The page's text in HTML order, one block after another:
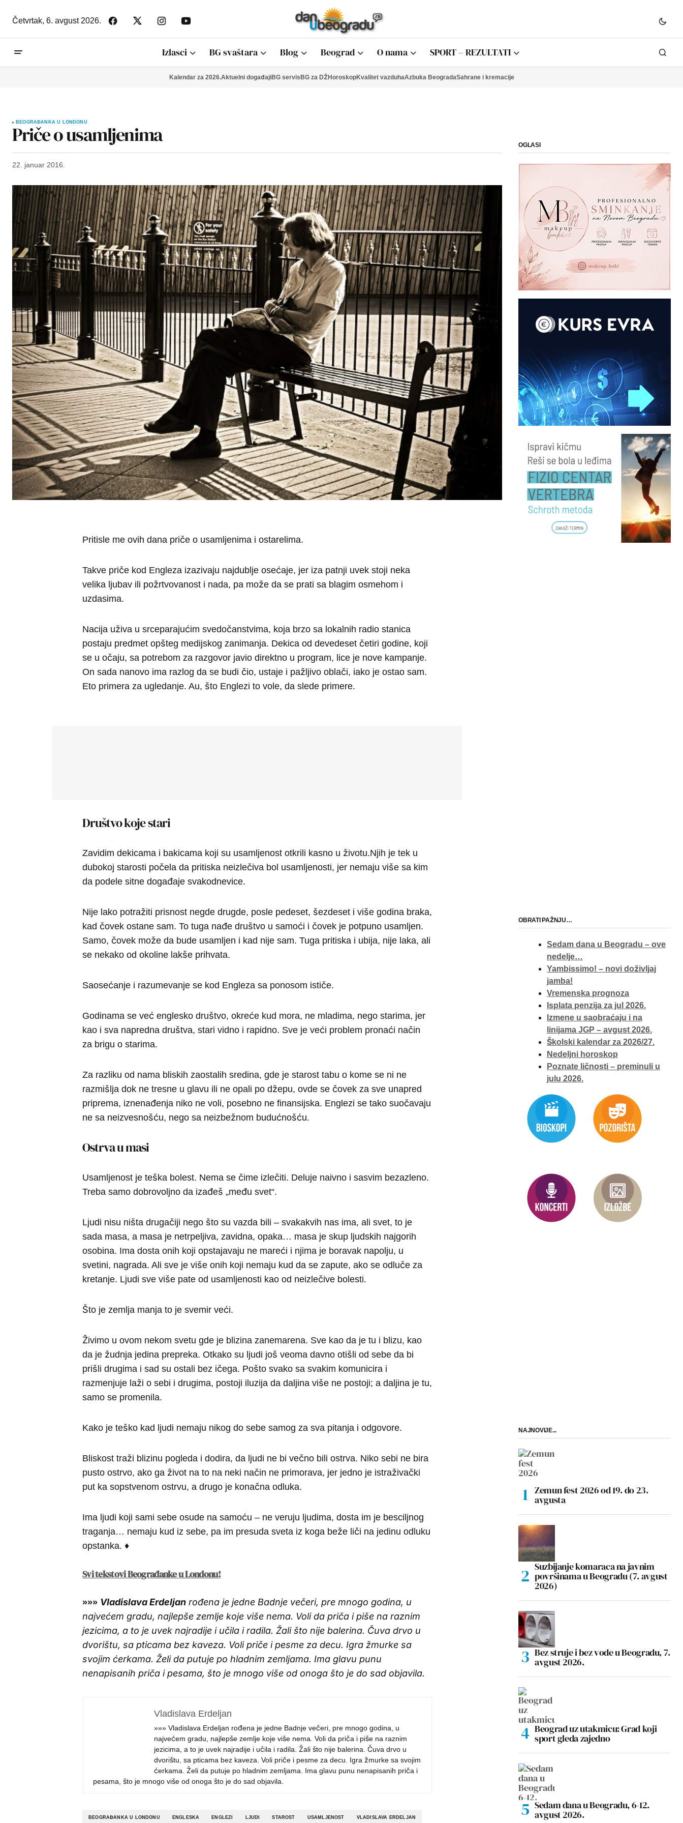
Četvrtak,6. avgust 2026.
Izlasci BG svaštara Blog Beograd O nama SPORT – REZULTATI
Kalendar za 2026.Aktuelni događajiBG servisBG za DŽHoroskopKvalitet vazduhaAzbuka BeogradaSahrane i kremacije
BEOGRAĐANKA U LONDONU
Priče o usamljenima
22. januar 2016.
Pritisle me ovih dana priče o usamljenima i ostarelima.
Takve priče kod Engleza izazivaju najdublje osećaje, jer iza patnji uvek stoji neka
velika ljubav ili požrtvovanost i nada, pa može da se prati sa blagim osmehom i
uzdasima.
Nacija uživa u srceparajućim svedočanstvima, koja brzo sa lokalnih radio stanica
postaju predmet opšteg medijskog zanimanja. Dekica od devedeset četiri godine, koji
se u očaju, sa potrebom za razgovor javio direktno u program, lice je nove kampanje.
On sada nanovo ima razlog da se budi čio, ustaje i pažljivo oblači, iako je ostao sam.
Eto primera za ugledanje. Au, što Englezi to vole, da slede primere.
Društvo koje stari
Zavidim dekicama i bakicama koji su usamljenost otkrili kasno u životu.Njih je tek u
dubokoj starosti počela da pritiska neizlečiva bol usamljenosti, jer nemaju više sa kim
da podele sitne događaje svakodnevice.
Nije lako potražiti prisnost negde drugde, posle pedeset, šezdeset i više godina braka,
kad čovek ostane sam. To tuga nađe društvo u samoći i čovek je potpuno usamljen.
Samo, čovek može da bude usamljen i kad nije sam. Tuga pritiska i ubija, nije laka, ali
se nekako od okoline lakše prihvata.
Saosećanje i razumevanje se kod Engleza sa ponosom ističe.
Godinama se već englesko društvo, okreće kud mora, ne mladima, nego starima, jer
kao i sva napredna društva, stari vidno i rapidno. Sve je veći problem pronaći način
za brigu o starima.
Za razliku od nama bliskih zaostalih sredina, gde je starost tabu o kome se ni ne
razmišlja dok ne tresne u glavu ili ne opali po džepu, ovde se čovek za sve unapred
priprema, iznenađenja niko ne voli, posebno ne finansijska. Englezi se tako suočavaju
ne sa neizvesnošću, nego sa neizbežnom budućnošću.
Ostrva u masi
Usamljenost je teška bolest. Nema se čime izlečiti. Deluje naivno i sasvim bezazleno.
Treba samo dobrovoljno da izađeš „među svet“.
Ljudi nisu ništa drugačiji nego što su vazda bili – svakakvih nas ima, ali svet, to je
sada masa, a masa je netrpeljiva, zavidna, opaka… masa je skup ljudskih najgorih
osobina. Ima dosta onih koji opstajavaju ne mareći i njima je boravak napolju, u
svetini, nagrada. Ali sve je više onih koji nemaju kud da se zapute, ako se odluče za
kretanje. Ljudi sve više pate od usamljenosti kao od neizlečive bolesti.
Što je zemlja manja to je svemir veći.
Živimo u ovom nekom svetu gde je blizina zanemarena. Sve kao da je tu i blizu, kao
da je žudnja jedina prepreka. Otkako su ljudi još veoma davno otišli od sebe da bi
prišli drugima i sad su ostali bez ičega. Pošto svako sa svakim komunicira i
razmenjuje laži o sebi i drugima, postoji iluzija da daljina više ne postoji; a daljina je tu,
samo se promenila.
Kako je teško kad ljudi nemaju nikog do sebe samog za sva pitanja i odgovore.
Bliskost traži blizinu pogleda i dodira, da ljudi ne bi večno bili ostrva. Niko sebi ne bira
pusto ostrvo, ako ga život na to na neki način ne primorava, jer jedno je istraživački
put ka sopstvenom ostrvu, a drugo je konačna odluka.
Ima ljudi koji sami sebe osude na samoću – ne veruju ljudima, dosta im je besciljnog
traganja… nemaju kud iz sebe, pa im presuda sveta iz koga beže liči na jedinu odluku
opstanka. ♦
Svi tekstovi Beograđanke u Londonu!
»»» Vladislava Erdeljan rođena je jedne Badnje večeri, pre mnogo godina, u
najvećem gradu, najlepše zemlje koje više nema. Voli da priča i piše na raznim
jezicima, a to je uvek najradije i učila i radila. Žali što nije balerina. Čuva drvo u
dvorištu, sa pticama bez kaveza. Voli priče i pesme za decu. Igra žmurke sa
svojim ćerkama. Želi da putuje po hladnim zemljama. Ima glavu punu
nenapisanih priča i pesama, što je mnogo više od onoga što je do sad objavila.
Vladislava Erdeljan
»»» Vladislava Erdeljan rođena je jedne Badnje večeri, pre mnogo godina, u
najvećem gradu, najlepše zemlje koje više nema. Voli da priča i piše na raznim
jezicima, a to je uvek najradije i učila i radila. Žali što nije balerina. Čuva drvo u
dvorištu, sa pticama bez kaveza. Voli priče i pesme za decu. Igra žmurke sa svojim
ćerkama. Želi da putuje po hladnim zemljama. Ima glavu punu nenapisanih priča i
pesama, što je mnogo više od onoga što je do sad objavila.
BEOGRAĐANKA U LONDONU ENGLESKA ENGLEZI LJUDI STAROST USAMLJENOST VLADISLAVA ERDELJAN
OGLASI
OBRATI PAŽNJU…
Sedam dana u Beogradu – ove
nedelje…
Yambissimo! – novi doživljaj
jamba!
Vremenska prognoza
Isplata penzija za jul 2026.
Izmene u saobraćaju i na
linijama JGP – avgust 2026.
Školski kalendar za 2026/27.
Nedeljni horoskop
Poznate ličnosti – preminuli u
julu 2026.
NAJNOVIJE...
Zemun fest 2026 od 19. do 23.
avgusta
Suzbijanje komaraca na javnim
površinama u Beogradu (7. avgust
2026)
Bez struje i bez vode u Beogradu, 7.
avgust 2026.
Beograd uz utakmicu: Grad koji
sport gleda zajedno
Sedam dana u Beogradu, 6-12.
avgust 2026.